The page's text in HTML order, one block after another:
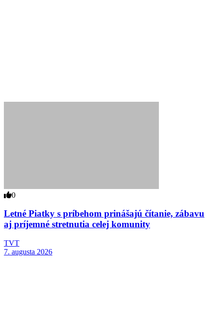
0
Letné Piatky s príbehom prinášajú čítanie, zábavu
aj príjemné stretnutia celej komunity
TVT
7. augusta 2026